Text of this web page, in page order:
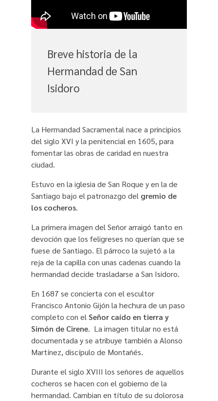
Breve historia de la
Hermandad de San
Isidoro
La Hermandad Sacramental nace a principios
del siglo XVI y la penitencial en 1605, para
fomentar las obras de caridad en nuestra
ciudad.
Estuvo en la iglesia de San Roque y en la de
Santiago bajo el patronazgo del gremio de
los cocheros.
La primera imagen del Señor arraigó tanto en
devoción que los feligreses no querían que se
fuese de Santiago. El párroco la sujetó a la
reja de la capilla con unas cadenas cuando la
hermandad decide trasladarse a San Isidoro.
En 1687 se concierta con el escultor
Francisco Antonio Gijón la hechura de un paso
completo con elSeñor caído en tierra y
Simón de Cirene. La imagen titular no está
documentada y se atribuye también a Alonso
Martínez, discípulo de Montañés.
Durante el siglo XVIII los señores de aquellos
cocheros se hacen con el gobierno de la
hermandad. Cambian en título de su dolorosa